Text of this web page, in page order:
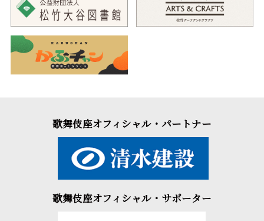
歌舞伎座オフィシャル・パートナー
歌舞伎座オフィシャル・サポーター